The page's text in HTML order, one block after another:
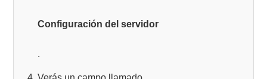
Configuración del servidor
.